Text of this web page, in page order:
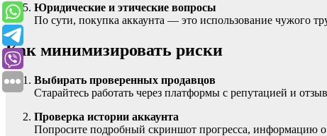
Юридические и этические вопросы
По сути, покупка аккаунта — это использование чужого
Как минимизировать риски
Выбирать проверенных продавцов
Старайтесь работать через платформы с репутацией и
Проверка истории аккаунта
Попросите подробный скриншот прогресса, информацию о